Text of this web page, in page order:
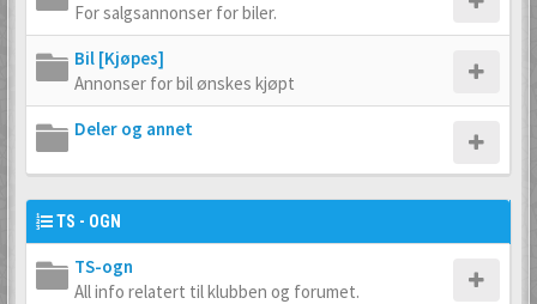
For salgsannonser for biler.
Bil [Kjøpes]
Annonser for bil ønskes kjøpt
Deler og annet
TS - OGN
TS-ogn
All info relatert til klubben og forumet.